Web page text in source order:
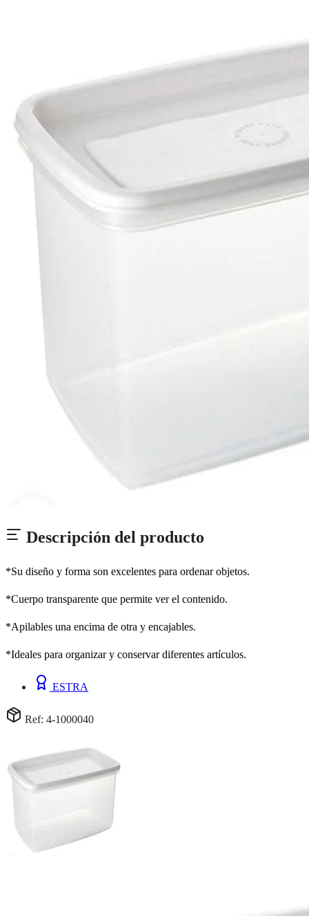
Descripción del producto
*Su diseño y forma son excelentes para ordenar objetos.
*Cuerpo transparente que permite ver el contenido.
*Apilables una encima de otra y encajables.
*Ideales para organizar y conservar diferentes artículos.
ESTRA
Ref: 4-1000040